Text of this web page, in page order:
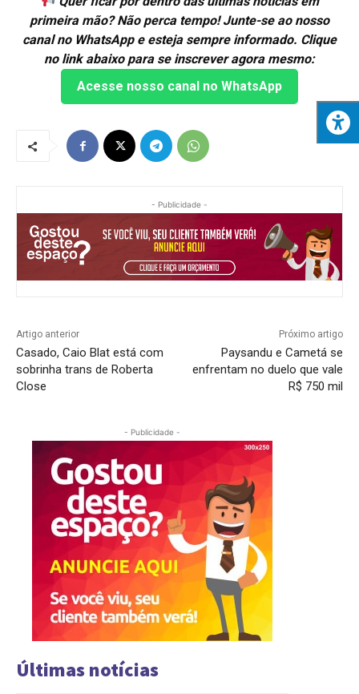
primeira mão? Não perca tempo! Junte-se ao nosso
canal no WhatsApp e esteja sempre informado. Clique
no link abaixo para se inscrever agora mesmo:
Acesse nosso canal no WhatsApp
- Publicidade -
Artigo anterior
Casado, Caio Blat está com
sobrinha trans de Roberta
Close
Próximo artigo
Paysandu e Cametá se
enfrentam no duelo que vale
R$ 750 mil
- Publicidade -
Últimas notícias